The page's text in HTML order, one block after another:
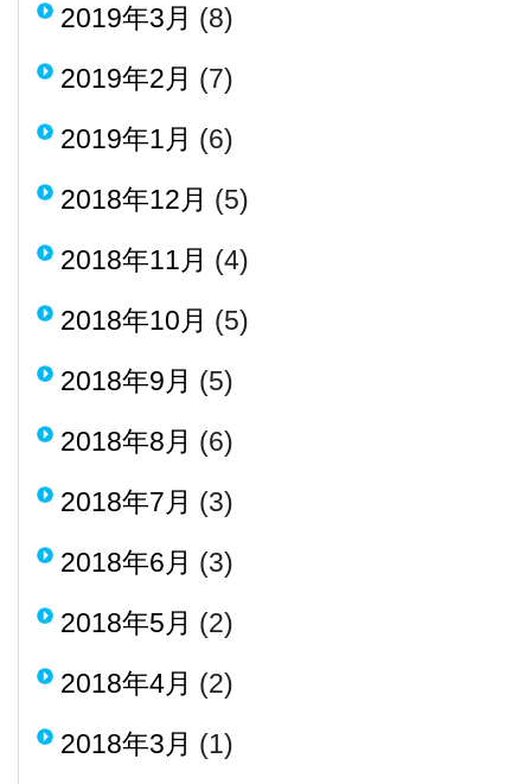
2019年3月 (8)
2019年2月 (7)
2019年1月 (6)
2018年12月 (5)
2018年11月 (4)
2018年10月 (5)
2018年9月 (5)
2018年8月 (6)
2018年7月 (3)
2018年6月 (3)
2018年5月 (2)
2018年4月 (2)
2018年3月 (1)